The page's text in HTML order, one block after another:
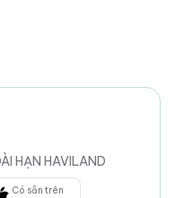
HẠN HAVILAND
Có sẵn trên